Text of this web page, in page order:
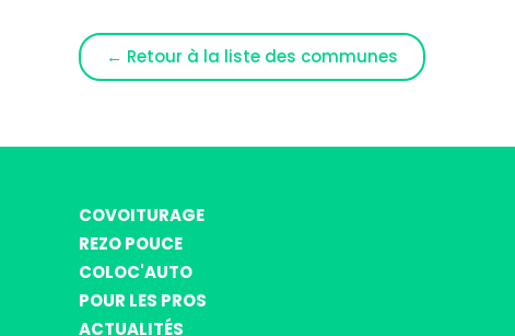
← Retour à la liste des communes
COVOITURAGE
REZO POUCE
COLOC'AUTO
POUR LES PROS
ACTUALITÉS